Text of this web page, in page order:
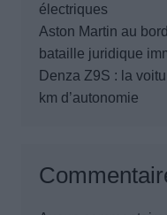
électriques
Aston Martin au
bataille juridique
Denza Z9S : la
km d’autonomie